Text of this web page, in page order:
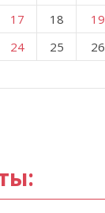
17 18 19
24 25 26